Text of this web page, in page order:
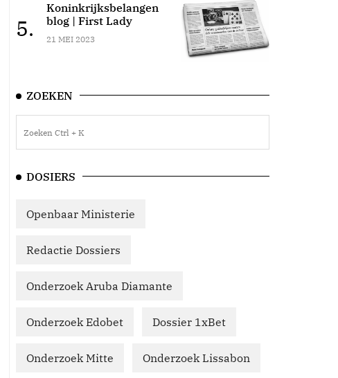
5.
Koninkrijksbelangen
blog | First Lady
21 MEI 2023
ZOEKEN
DOSIERS
Openbaar Ministerie
Redactie Dossiers
Onderzoek Aruba Diamante
Onderzoek Edobet Dossier 1xBet
Onderzoek Mitte Onderzoek Lissabon